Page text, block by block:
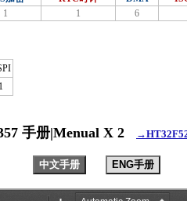
1 1 6
1
手册|Menual X 2
中文手册 ENG手册